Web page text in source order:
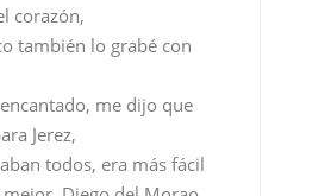
todos, era más fácil
Diego del Morao
son los
hecho toda la
disco.
Paz